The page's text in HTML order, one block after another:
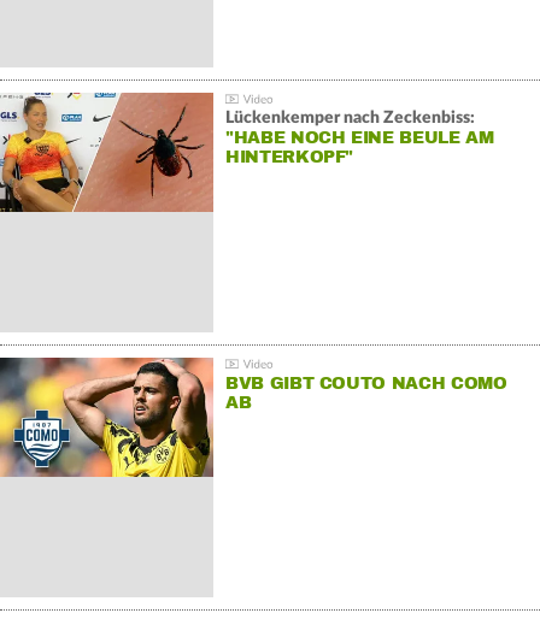
Lückenkemper nach Zeckenbiss:
"HABE NOCH EINE BEULE AM
HINTERKOPF"
BVB GIBT COUTO NACH COMO
AB